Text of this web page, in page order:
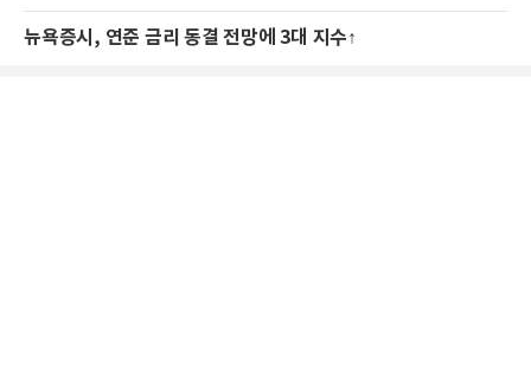
뉴욕증시, 연준 금리 동결 전망에 3대 지수↑